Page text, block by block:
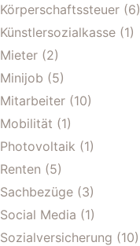
Körperschaftssteuer (6)
Künstlersozialkasse (1)
Mieter (2)
Minijob (5)
Mitarbeiter (10)
Mobilität (1)
Photovoltaik (1)
Renten (5)
Sachbezüge (3)
Social Media (1)
Sozialversicherung (10)